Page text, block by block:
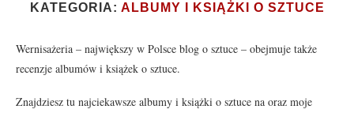
KATEGORIA: ALBUMY I KSIĄŻKI O SZTUCE
Wernisażeria – największy w Polsce blog o sztuce – obejmuje także
recenzje albumów i książek o sztuce.
Znajdziesz tu najciekawsze albumy i książki o sztuce na oraz moje